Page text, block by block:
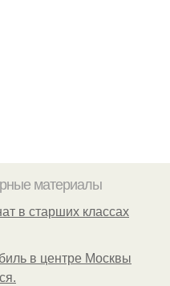
материалы
в старших классах
в центре Москвы